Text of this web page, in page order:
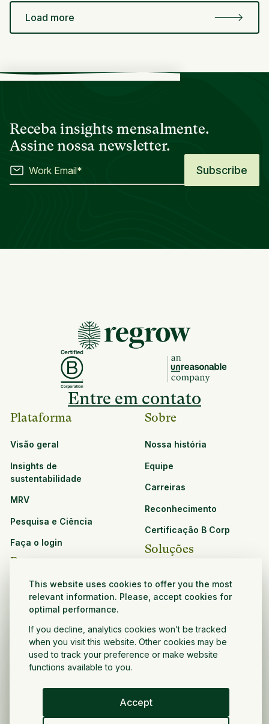
This website uses cookies to offer you the most
relevant information. Please, accept cookies for
optimal performance.
If you decline, analytics cookies won’t be tracked
when you visit this website. Other cookies may be
used to track your preference or make website
functions available to you.
Accept
Load more
Receba insights mensalmente.
Assine nossa newsletter.
Entre em contato
Plataforma
Visão geral
Insights de
sustentabilidade
MRV
Pesquisa e Ciência
Faça o login
Recursos
Veja todos os recursos
Oportunidades de
Sobre
Nossa história
Equipe
Carreiras
Reconhecimento
Certificação B Corp
Soluções
Agronegócio
lucrativos
Desenvolvedor do projeto
Política de privacidade Voltar a crescer